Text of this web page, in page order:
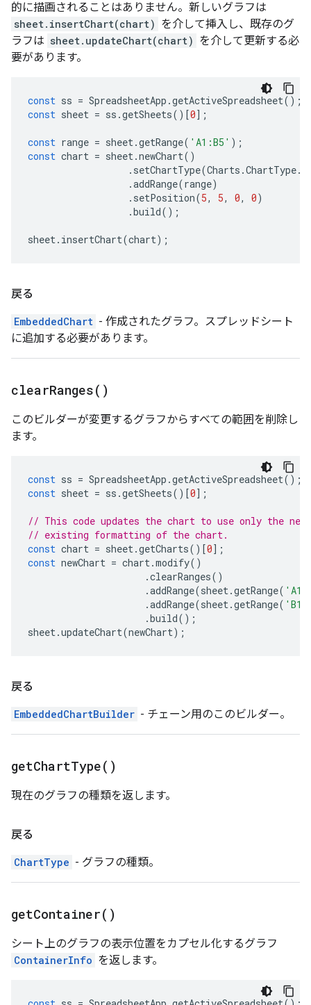
的に描画されることはありません。新しいグラフは
sheet.insertChart(chart) を介して挿入し、既存のグ
ラフは sheet.updateChart(chart) を介して更新する必
要があります。
const ss = SpreadsheetApp .getActiveSpreadsheet();
const sheet = ss .getSheets()[0];
const range = sheet.getRange( 'A1:B5' );
const chart = sheet.newChart()
. setChartType(Charts .ChartType.
.addRange(range)
. setPosition(5, 5, 0, 0)
.build();
sheet. insertChart(chart);
戻る
EmbeddedChart - 作成されたグラフ。スプレッドシート
に追加する必要があります。
clearRanges( )
このビルダーが変更するグラフからすべての範囲を削除し
ます。
const ss = SpreadsheetApp .getActiveSpreadsheet();
const sheet = ss .getSheets()[0];
// This code updates the chart to use only the
// existing formatting of the chart.
const chart = sheet.getCharts()[0];
const newChart = chart.modify()
.clearRanges()
.addRange(sheet.getRange(
.addRange(sheet.getRange(
.build();
sheet.updateChart(newChart);
戻る
EmbeddedChartBuilder - チェーン用のこのビルダー。
getChartType( )
現在のグラフの種類を返します。
戻る
ChartType - グラフの種類。
getContainer( )
シート上のグラフの表示位置をカプセル化するグラフ
ContainerInfo を返します。